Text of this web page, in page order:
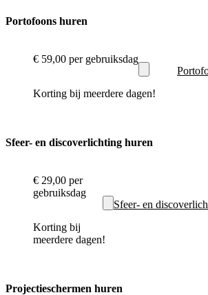
Portofoons huren
€ 59,00 per gebruiksdag
Korting bij meerdere dagen!
Sfeer- en discoverlichting huren
€ 29,00 per
gebruiksdag
Korting bij
meerdere dagen!
Sfeer- en
Projectieschermen huren